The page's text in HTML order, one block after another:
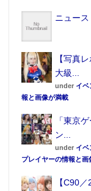
ニュース
【写真
大級...
under イベ
報と画像が満載
「東京
ン...
under イベ
プレイヤーの情報と画
【C90